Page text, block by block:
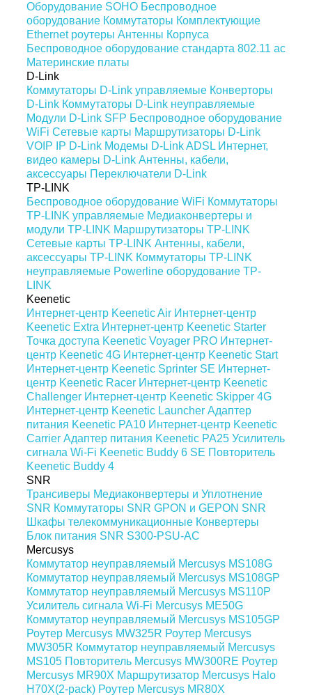
Оборудование SOHO Беспроводное
оборудование Коммутаторы Комплектующие
Ethernet роутеры Антенны Корпуса
Беспроводное оборудование стандарта 802.11 ас
Материнские платы
D-Link
Коммутаторы D-Link управляемые Конверторы
D-Link Коммутаторы D-Link неуправляемые
Модули D-Link SFP Беспроводное оборудование
WiFi Сетевые карты Маршрутизаторы D-Link
VOIP IP D-Link Модемы D-Link ADSL Интернет,
видео камеры D-Link Антенны, кабели,
аксессуары Переключатели D-Link
TP-LINK
Беспроводное оборудование WiFi Коммутаторы
TP-LINK управляемые Медиаконвертеры и
модули TP-LINK Маршрутизаторы TP-LINK
Сетевые карты TP-LINK Антенны, кабели,
аксессуары TP-LINK Коммутаторы TP-LINK
неуправляемые Powerline оборудование TP-
LINK
Keenetic
Интернет-центр Keenetic Air Интернет-центр
Keenetic Extra Интернет-центр Keenetic Starter
Точка доступа Keenetic Voyager PRO Интернет-
центр Keenetic 4G Интернет-центр Keenetic Start
Интернет-центр Keenetic Sprinter SE Интернет-
центр Keenetic Racer Интернет-центр Keenetic
Challenger Интернет-центр Keenetic Skipper 4G
Интернет-центр Keenetic Launcher Адаптер
питания Keenetic PA10 Интернет-центр Keenetic
Carrier Адаптер питания Keenetic PA25 Усилитель
сигнала Wi-Fi Keenetic Buddy 6 SE Повторитель
Keenetic Buddy 4
SNR
Трансиверы Медиаконвертеры и Уплотнение
SNR Коммутаторы SNR GPON и GEPON SNR
Шкафы телекоммуникационные Конвертеры
Блок питания SNR S300-PSU-AC
Mercusys
Коммутатор неуправляемый Mercusys MS108G
Коммутатор неуправляемый Mercusys MS108GP
Коммутатор неуправляемый Mercusys MS110P
Усилитель сигнала Wi-Fi Mercusys ME50G
Коммутатор неуправляемый Mercusys MS105GP
Роутер Mercusys MW325R Роутер Mercusys
MW305R Коммутатор неуправляемый Mercusys
MS105 Повторитель Mercusys MW300RE Роутер
Mercusys MR90X Маршрутизатор Mercusys Halo
H70X(2-pack) Роутер Mercusys MR80X